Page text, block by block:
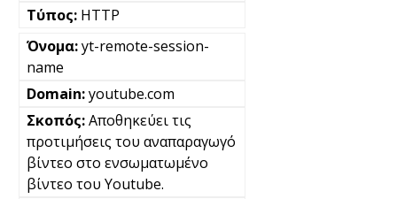
HTTP
yt-remote-session-
name
youtube.com
Αποθηκεύει τις
προτιμήσεις του αναπαραγωγό
βίντεο στο ενσωματωμένο
βίντεο του Youtube.